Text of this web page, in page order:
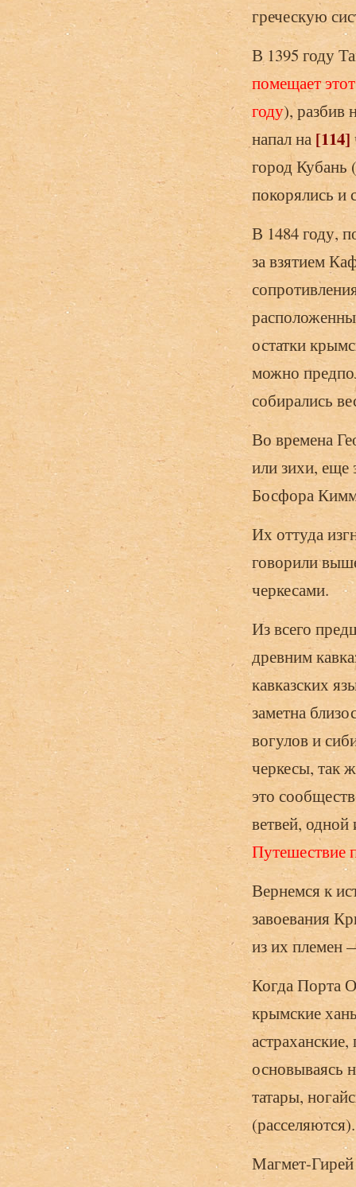
греческую
В 1395 году
помещает
году), разбив
напал на [114]
город Кубань
покорялись и
В 1484 году,
за взятием
остатки
можно
собирались
Во времена
или зихи, еще
Босфора
Их оттуда
говорили
черкесами.
Из всего
древним
кавказских
заметна
вогулов и
черкесы, так
это
ветвей,
Путешествие
Вернемся к
завоевания
из их племен
Когда Порта
крымские
основываясь
татары,
(расселяются).
Магмет-